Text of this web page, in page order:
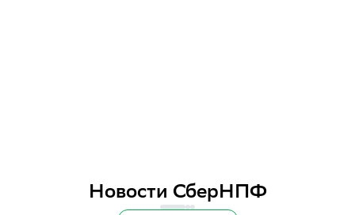
Новости СберНПФ